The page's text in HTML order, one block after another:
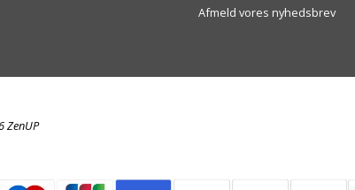
Afmeld vores nyhedsbrev
ZenUP